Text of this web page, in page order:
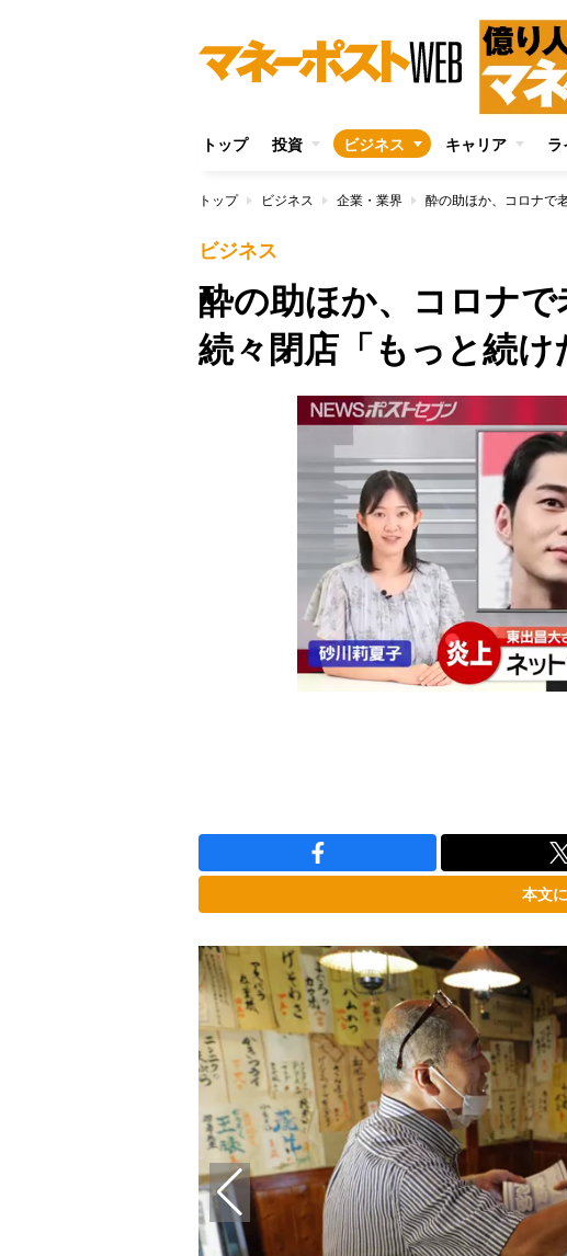
トップ 投資 ビジネス キャリア ラ
トップ ビジネス 企業・業界
ビジネス
酔の助ほか、コロナ
続々閉店「もっと続け
本文